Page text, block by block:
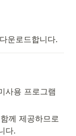
운로드합니다.
사용 프로그램
께 제공하므로
다.